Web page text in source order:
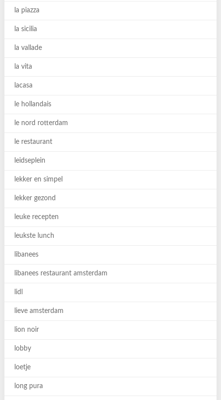
la piazza
la sicilia
la vallade
la vita
lacasa
le hollandais
le nord rotterdam
le restaurant
leidseplein
lekker en simpel
lekker gezond
leuke recepten
leukste lunch
libanees
libanees restaurant amsterdam
lidl
lieve amsterdam
lion noir
lobby
loetje
long pura